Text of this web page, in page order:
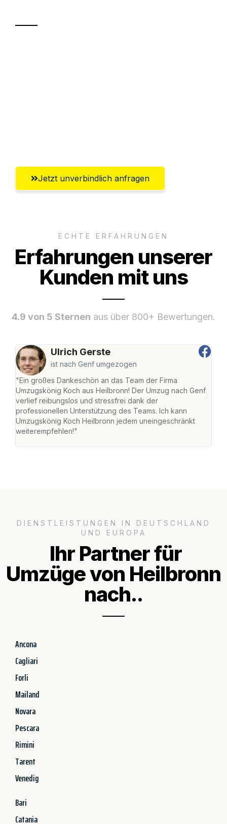
Jetzt unverbindlich anfragen
ECHTE ERFAHRUNGEN
Erfahrungen unserer
Kunden mit uns
4.9 von 5 Sternen aus über 800+ Bewertungen.
Ulrich Gerste
ist nach Genf umgezogen
"Ein großes Dankeschön an das Team der Firma
Umzugskönig Koch aus Heilbronn! Der Umzug nach Genf
verlief reibungslos und stressfrei dank der
professionellen Unterstützung des Teams. Ich kann
Umzugskönig Koch Heilbronn jedem uneingeschränkt
weiterempfehlen!"
DIENSTLEISTUNGEN IN DEUTSCHLAND
UND EUROPA
Ihr Partner für
Umzüge von Heilbronn
nach..
Ancona
Cagliari
Forli
Mailand
Novara
Pescara
Rimini
Tarent
Venedig
Bari
Catania